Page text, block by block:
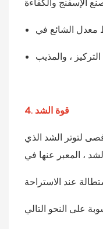
، والمذيب
4. قوة الشد
لتوتر الشد الذي